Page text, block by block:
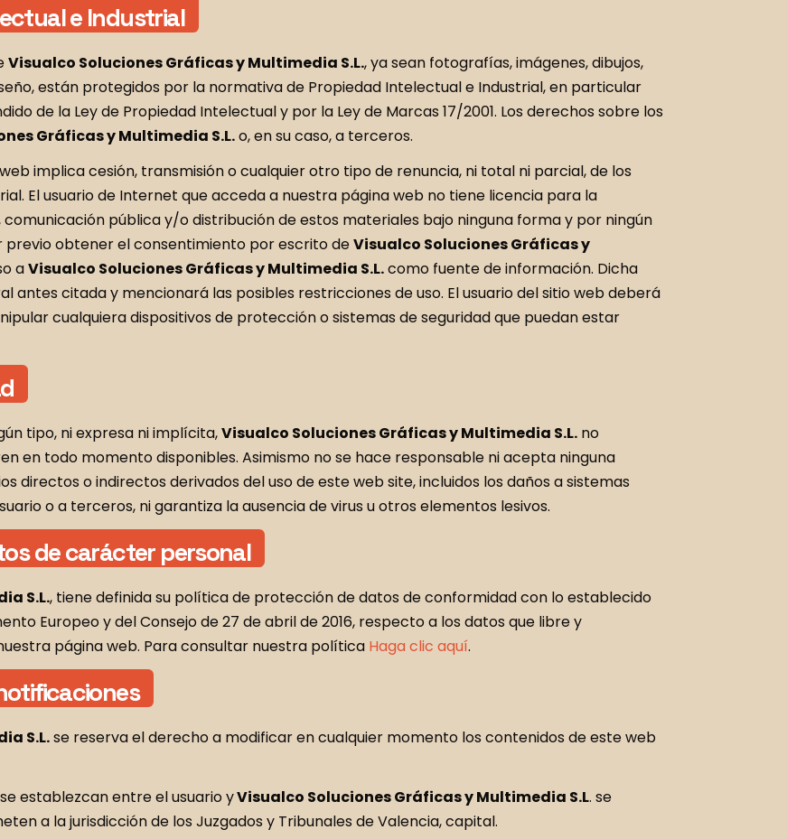
e Industrial
Visualco Soluciones Gráficas y Multimedia S.L., ya sean fotografías, imágenes, dibujos,
están protegidos por la normativa de Propiedad Intelectual e Industrial, en particular
de la Ley de Propiedad Intelectual y por la Ley de Marcas 17/2001. Los derechos sobre los
Gráficas y Multimedia S.L.o, en su caso, a terceros.
implica cesión, transmisión o cualquier otro tipo de renuncia, ni total ni parcial, de los
El usuario de Internet que acceda a nuestra página web no tiene licencia para la
pública y/o distribución de estos materiales bajo ninguna forma y por ningún
previo obtener el consentimiento por escrito deVisualco Soluciones Gráficas y
aVisualco Soluciones Gráficas y Multimedia S.L.como fuente de información. Dicha
citada y mencionará las posibles restricciones de uso. El usuario del sitio web deberá
cualquiera dispositivos de protección o sistemas de seguridad que puedan estar
tipo, ni expresa ni implícita,Visualco Soluciones Gráficas y Multimedia S.L. no
en todo momento disponibles. Asimismo no se hace responsable ni acepta ninguna
directos o indirectos derivados del uso de este web site, incluidos los daños a sistemas
o a terceros, ni garantiza la ausencia de virus u otros elementos lesivos.
de carácter personal
S.L., tiene definida su política de protección de datos de conformidad con lo establecido
Europeo y del Consejo de 27 de abril de 2016, respecto a los datos que libre y
página web. Para consultar nuestra política Haga clic aquí.
S.L.se reserva el derecho a modificar en cualquier momento los contenidos de este web
establezcan entre el usuario yVisualco Soluciones Gráficas y Multimedia S.L. se
a la jurisdicción de los Juzgados y Tribunales de Valencia, capital.